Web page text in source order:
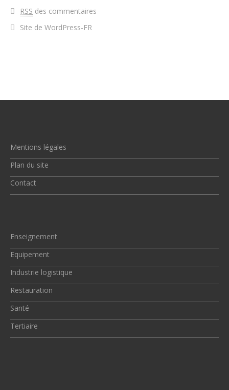
RSS des commentaires
Site de WordPress-FR
Mentions légales
Plan du site
Contact
Enseignement
Equipement
Industrie logistique
Restauration
Santé
Tertiaire